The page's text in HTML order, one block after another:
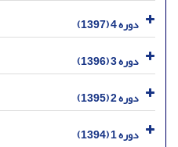
دوره 4 (1397)
دوره 3 (1396)
دوره 2 (1395)
دوره 1 (1394)